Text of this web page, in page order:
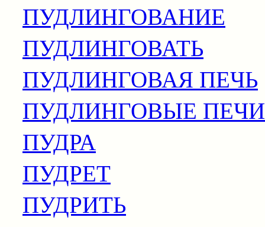
ПУДЛИНГОВАНИЕ
ПУДЛИНГОВАТЬ
ПУДЛИНГОВАЯ ПЕЧЬ
ПУДЛИНГОВЫЕ ПЕЧИ
ПУДРА
ПУДРЕТ
ПУДРИТЬ